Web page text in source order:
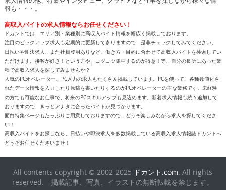
注目のピックアップ求人も定期的に更新して参りますので、是非チェックしてみてください。
ただけます。接客が好き！という方や、コツコツ集中するのが得意！等、自分の長所にあった業
種で高収入求人を探してみませんか？
人気のPCオペレーター、PC入力の求人もたくさん掲載しています。PCを使って、各種数値化さ
れたデータ情報を入力したり原稿を書いたりするのがPCオペレーターの主な業務です。未経験
の方でも可能なお仕事で、将来のPCスキルアップも見込めます。新着求人情報も続々追加して
おりますので、きっとアナタに合ったバイトが見つかります。
面白特集ページもたっぷりご用意しておりますので、どうぞ楽しみながら求人を探してくださ
い！
高収入バイトをお探しなら、日払いや即決求人を多数掲載している高収入求人情報誌ドカントへ
どうぞお任せくださいませ！
All contents copyright © 2002-2025ドカント.com. All rights
reserved. 掲載記事、写真、イラストの無断転載を禁じます。